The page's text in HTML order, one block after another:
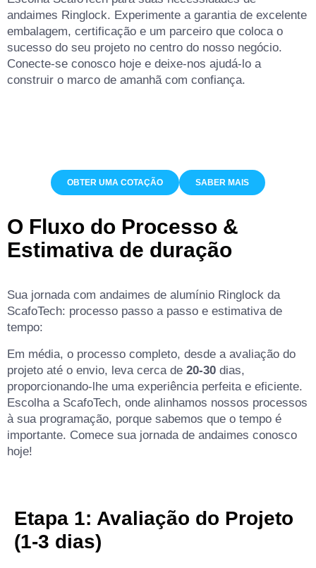
andaimes Ringlock. Experimente a garantia de excelente
embalagem, certificação e um parceiro que coloca o
sucesso do seu projeto no centro do nosso negócio.
Conecte-se conosco hoje e deixe-nos ajudá-lo a
construir o marco de amanhã com confiança.
OBTER UMA COTAÇÃO SABER MAIS
O Fluxo do Processo &
Estimativa de duração
Sua jornada com andaimes de alumínio Ringlock da
ScafoTech: processo passo a passo e estimativa de
tempo:
Em média, o processo completo, desde a avaliação do
projeto até o envio, leva cerca de 20-30 dias,
proporcionando-lhe uma experiência perfeita e eficiente.
Escolha a ScafoTech, onde alinhamos nossos processos
à sua programação, porque sabemos que o tempo é
importante. Comece sua jornada de andaimes conosco
hoje!
Etapa 1: Avaliação do Projeto
(1-3 dias)